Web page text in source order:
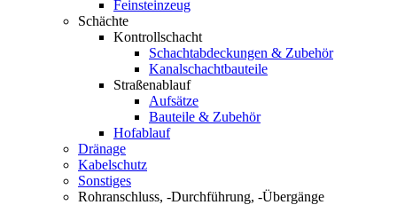
Feinsteinzeug
Schächte
Kontrollschacht
Schachtabdeckungen & Zubehör
Kanalschachtbauteile
Straßenablauf
Aufsätze
Bauteile & Zubehör
Hofablauf
Dränage
Kabelschutz
Sonstiges
Rohranschluss, -Durchführung, -Übergänge